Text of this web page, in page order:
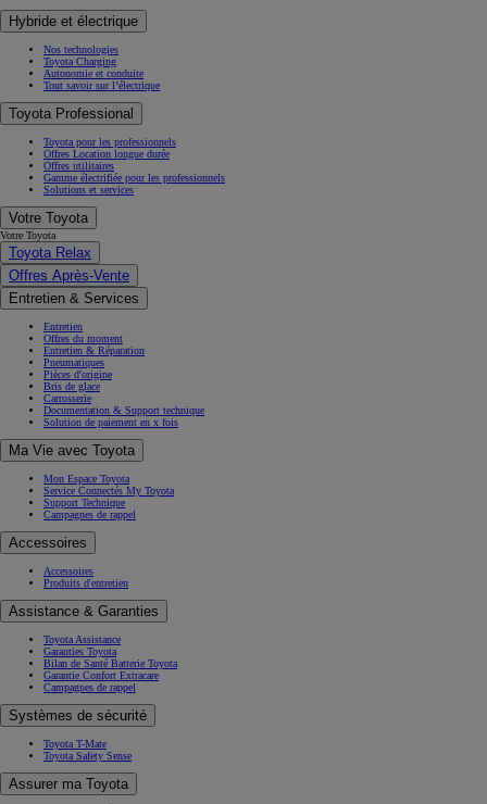
Hybride et électrique
Nos technologies
Toyota Charging
Autonomie et conduite
Tout savoir sur l’électrique
Toyota Professional
Toyota pour les professionnels
Offres Location longue durée
Offres utilitaires
Gamme électrifiée pour les professionnels
Solutions et services
Votre Toyota
Votre Toyota
Toyota Relax
Offres Après-Vente
Entretien & Services
Entretien
Offres du moment
Entretien & Réparation
Pneumatiques
Pièces d'origine
Bris de glace
Carrosserie
Documentation & Support technique
Solution de paiement en x fois
Ma Vie avec Toyota
Mon Espace Toyota
Service Connectés My Toyota
Support Technique
Campagnes de rappel
Accessoires
Accessoires
Produits d'entretien
Assistance & Garanties
Toyota Assistance
Garanties Toyota
Bilan de Santé Batterie Toyota
Garantie Confort Extracare
Campagnes de rappel
Systèmes de sécurité
Toyota T-Mate
Toyota Safety Sense
Assurer ma Toyota